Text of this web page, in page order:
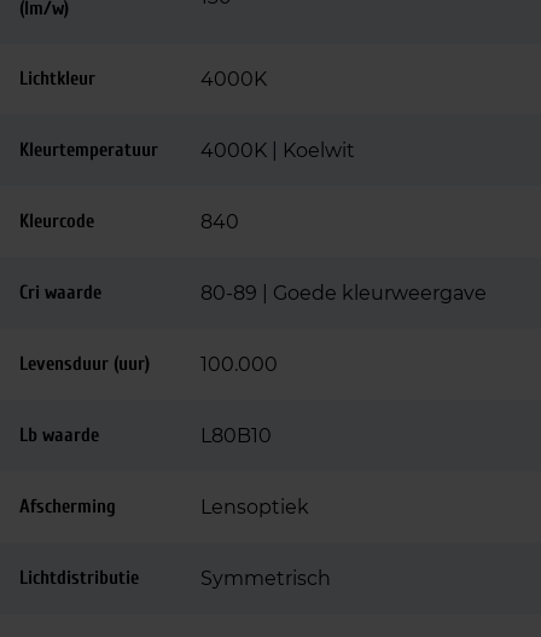
(lm/w)
Lichtkleur 4000K
Kleurtemperatuur 4000K | Koelwit
Kleurcode 840
Cri waarde 80-89 | Goede kleurweergave
Levensduur (uur) 100.000
Lb waarde L80B10
Afscherming Lensoptiek
Lichtdistributie Symmetrisch